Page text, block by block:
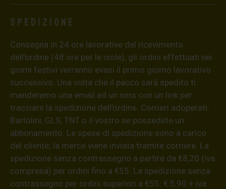
Spedizione
Consegna in 24 ore lavorative dal ricevimento
dell’ordine (48 ore per le isole), gli ordini effettuati nei
giorni festivi verranno evasi il primo giorno lavorativo
successivo. Una volta che il pacco sarà spedito ti
manderemo una email ed un sms con un link per
tracciare la spedizione dell’ordine. Corrieri adoperati:
Bartolini, GLS, TNT o il vostro se possedete un
abbonamento. Le spese di spedizione sono a carico
del cliente; la merce viene inviata tramite corriere. La
spedizione senza contrassegno a partire da €8,20 (iva
compresa) per ordini fino a €55. La spedizione senza
contrassegno per ordini superiori a €55: € 5,90 + iva